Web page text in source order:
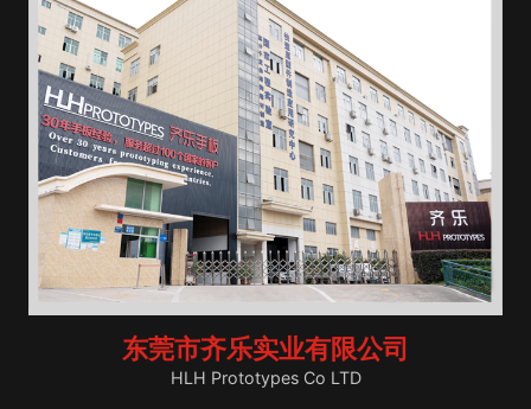
东莞市齐乐实业有限公司
HLH Prototypes Co LTD